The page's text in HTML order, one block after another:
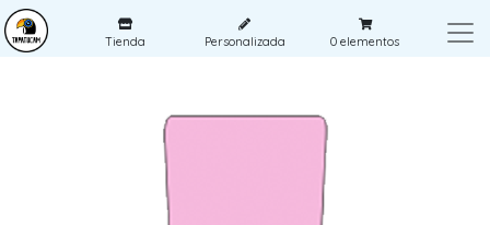
Tienda Personalizada 0 elementos